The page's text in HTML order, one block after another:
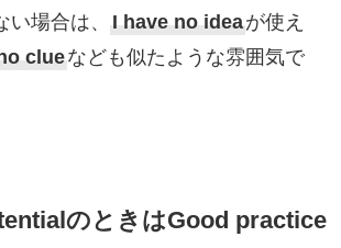
場合は、
I have no ideaが使え
clueなども似たような雰囲気で
のときはGood practice